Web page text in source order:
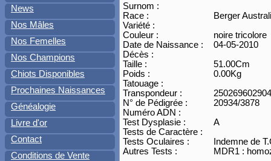
News
Nos Mâles
Nos Femelles
Nos Champions
Chiots Disponibles
Prochaines Naissances
Généalogie
Livre d'or
Contact
Conditions de Vente
Surnom :
Race :
Berger
Variété :
Couleur :
noire tricolore
Date de Naissance :
04-05-2010
Décès :
Taille :
51.00Cm
Poids :
0.00Kg
Tatouage :
Transpondeur :
N° de Pédigrée :
20934/3878
Numéro ADN :
Test Dysplasie :
A
Tests de Caractère :
Tests Oculaires :
Indemne de
Autres Tests :
MDR1 :